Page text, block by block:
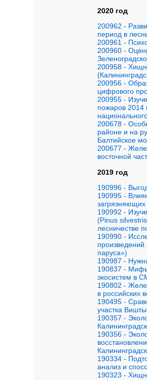
2020 год
200962 -
период в
200961 -
200960 -
200958 -
200956 -
цифрового
200955 -
пожаров 2014
200678 -
районе и на
Балтийское
200677 -
восточной
2019 год
190996 -
190995 -
загрязняющих
190992 -
(Pinus
лесничестве
190990 -
паруса»)
190987 -
190837 -
экосистем в
190802 -
в российских
190495 -
участка
190357 -
190356 -
190334 -
анализ и
190323 -